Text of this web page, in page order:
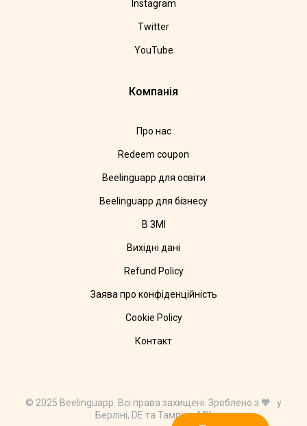
Instagram
Twitter
YouTube
Компанія
Про нас
Redeem coupon
Beelinguapp для освіти
Beelinguapp для бізнесу
В ЗМІ
Вихідні дані
Refund Policy
Заява про конфіденційність
Cookie Policy
Контакт
© 2025 Beelinguapp. Всі права захищені. Зроблено з 🧡 у
Берліні, DE та Тампіко, MX